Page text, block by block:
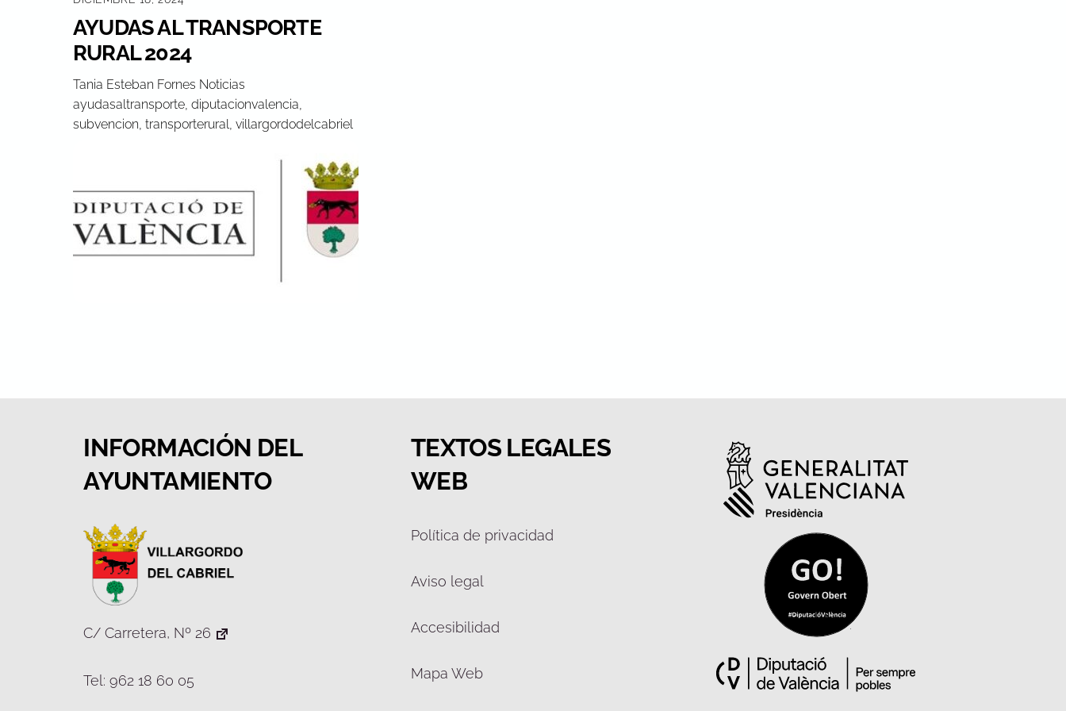
AYUDAS AL TRANSPORTE
RURAL 2024
Tania Esteban Fornes Noticias
ayudasaltransporte diputacionvalencia
subvencion transporterural villargordodelcabriel
INFORMACIÓN DEL
AYUNTAMIENTO
C/ Carretera, Nº 26
Tel: 962 18 60 05
TEXTOS LEGALES
WEB
Política de privacidad
Aviso legal
Accesibilidad
Mapa Web